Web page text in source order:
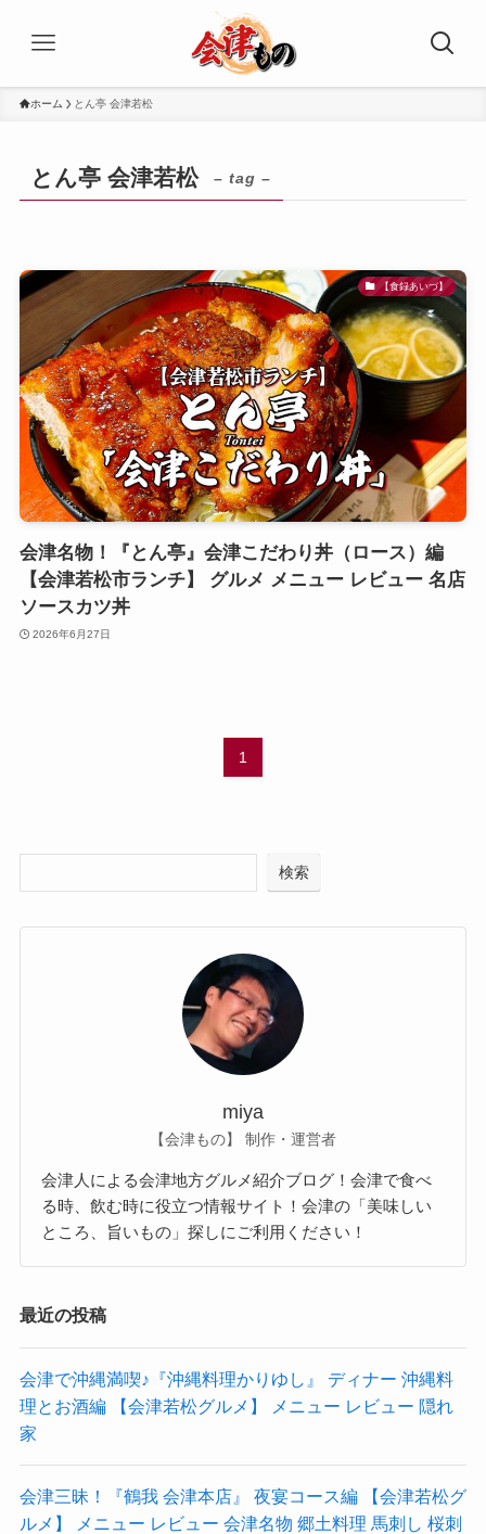
ホーム とん亭 会津若松
とん亭 会津若松 – tag –
【食録あいづ】
会津名物！『とん亭』会津こだわり丼（ロース）編
【会津若松市ランチ】 グルメ メニュー レビュー 名店
ソースカツ丼
2026年6月27日
1
検索
miya
【会津もの】 制作・運営者
会津人による会津地方グルメ紹介ブログ！会津で食べ
る時、飲む時に役立つ情報サイト！会津の「美味しい
ところ、旨いもの」探しにご利用ください！
最近の投稿
会津で沖縄満喫♪『沖縄料理かりゆし』 ディナー 沖縄料
理とお酒編 【会津若松グルメ】 メニュー レビュー 隠れ
家
会津三昧！『鶴我 会津本店』 夜宴コース編 【会津若松グ
ルメ】 メニュー レビュー 会津名物 郷土料理 馬刺し 桜刺